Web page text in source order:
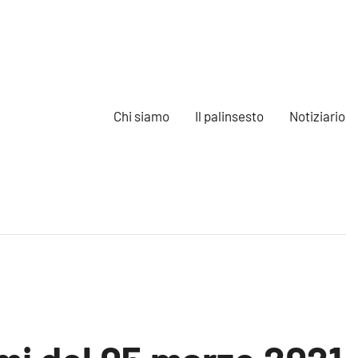
Chi siamo Il palinsesto Notiziario